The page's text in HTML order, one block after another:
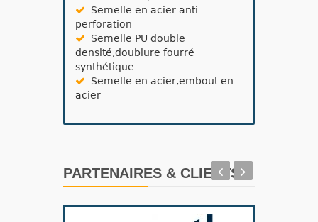
Semelle en acier anti-
perforation
Semelle PU double
densité,doublure fourré
synthétique
Semelle en acier,embout en
acier
PARTENAIRES & CLIENTS